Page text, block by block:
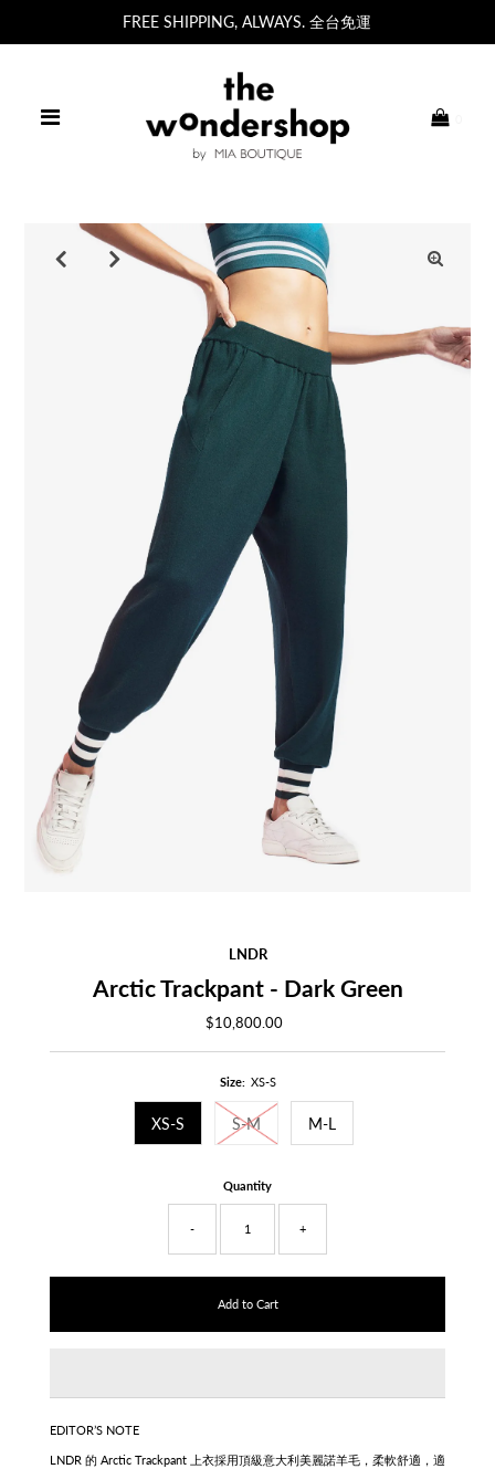
FREE SHIPPING, ALWAYS. 全台免運
LNDR
Arctic Trackpant - Dark Green
Regular
$10,800.00
Size: XS-S
XS-S S-M M-L
Quantity
- +
EDITOR’S NOTE
LNDR 的 Arctic Trackpant 上衣採用頂級意大利美麗諾羊毛，柔軟舒適，適